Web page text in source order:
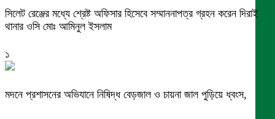
সিলেট রেঞ্জের মধ্যে শ্রেষ্ট অফিসার হিসেবে সম্মাননাপত্র গ্রহন করেন দিরাই
থানার ওসি মোঃ আমিনুল ইসলাম
১
মদনে প্রশাসনের অভিযানে নিষিদ্ধ বেড়জাল ও চায়না জাল পুড়িয়ে ধ্বংস,